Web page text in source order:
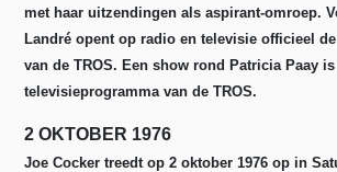
met haar uitzendingen als aspirant-omroep.
Landré opent op radio en televisie officieel
van de TROS. Een show rond Patricia Paay
televisieprogramma van de TROS.
2 OKTOBER 1976
Joe Cocker treedt op 2 oktober 1976 op in